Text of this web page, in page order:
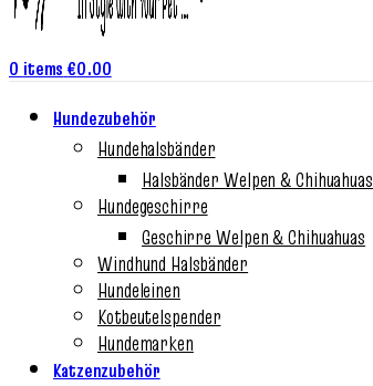
0 items €0.00
Hundezubehör
Hundehalsbänder
Halsbänder Welpen & Chihuahuas
Hundegeschirre
Geschirre Welpen & Chihuahuas
Windhund Halsbänder
Hundeleinen
Kotbeutelspender
Hundemarken
Katzenzubehör